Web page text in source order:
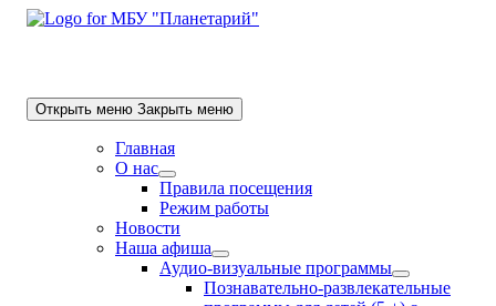
Skip
Открыть меню Закрыть меню
Главная
О нас
Show
sub
menu
Правила посещения
Режим работы
Новости
Наша афиша
Show
sub
menu
Аудио-визуальные программы
Show
sub
Познавательно-развлекательные